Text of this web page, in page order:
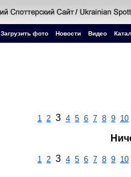
Загрузить фото Новости Видео
1 2 3 4 5 6 7 8 9 10
1 2 3 4 5 6 7 8 9 10